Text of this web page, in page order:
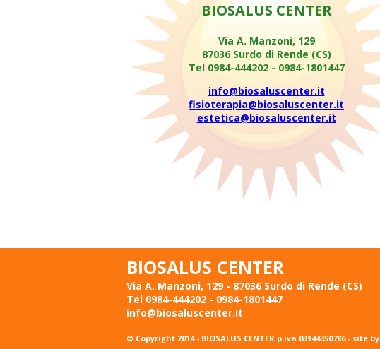
BIOSALUS CENTER
Via A. Manzoni, 129
87036 Surdo di Rende (CS)
Tel 0984-444202 - 0984-1801447
info@biosaluscenter.it
fisioterapia@biosaluscenter.it
estetica@biosaluscenter.it
BIOSALUS CENTER
Via A. Manzoni, 129 - 87036 Surdo di Rende (CS)
Tel 0984-444202 - 0984-1801447
info@biosaluscenter.it
© Copyright 2014 - BIOSALUS CENTER p.iva 03144350786 - site by